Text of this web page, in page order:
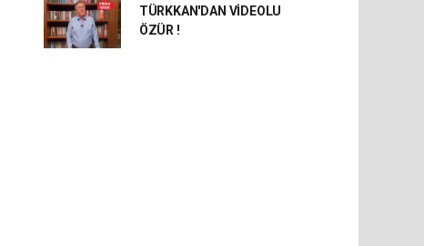
TÜRKKAN'DAN VİDEOLU
ÖZÜR !